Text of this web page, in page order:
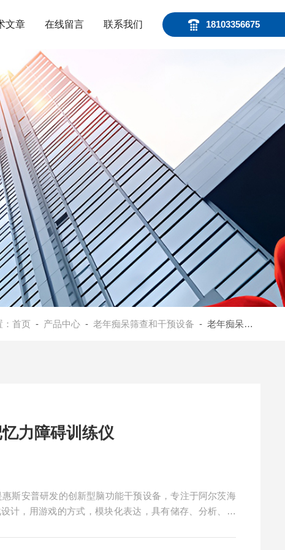
18103356675
文章 在线留言 联系我们
：首页 - 产品中心 -老年痴呆筛查和干预设备 - 老年痴呆预防训练设备
力障碍训练仪
斯安普研发的创新型脑功能干预设备，专注于阿尔茨海
计，用游戏的方式，模块化表达，具有储存、分析、调